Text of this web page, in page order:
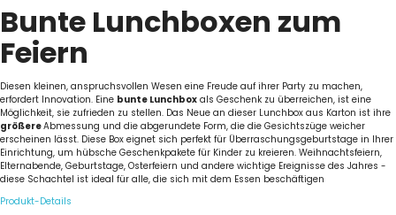
Bunte Lunchboxen zum
Feiern
Diesen kleinen, anspruchsvollen Wesen eine Freude auf ihrer Party zu machen,
erfordert Innovation. Eine bunte Lunchbox als Geschenk zu überreichen, ist eine
Möglichkeit, sie zufrieden zu stellen. Das Neue an dieser Lunchbox aus Karton ist ihre
größereAbmessung und die abgerundete Form, die die Gesichtszüge weicher
erscheinen lässt. Diese Box eignet sich perfekt für Überraschungsgeburtstage in Ihrer
Einrichtung, um hübsche Geschenkpakete für Kinder zu kreieren. Weihnachtsfeiern,
Elternabende, Geburtstage, Osterfeiern und andere wichtige Ereignisse des Jahres -
diese Schachtel ist ideal für alle, die sich mit dem Essen beschäftigen
Produkt-Details